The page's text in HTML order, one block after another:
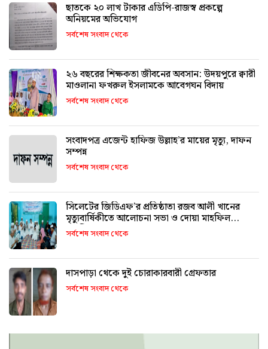
ছাতকে ২০ লাখ টাকার এডিপি-রাজস্ব প্রকল্পে
অনিয়মের অভিযোগ
সর্বশেষ সংবাদ থেকে
২৬ বছরের শিক্ষকতা জীবনের অবসান: উদয়পুরে ক্বারী
মাওলানা ফখরুল ইসলামকে আবেগঘন বিদায়
সর্বশেষ সংবাদ থেকে
সংবাদপত্র এজেন্ট হাফিজ উল্লাহ’র মায়ের মৃত্যু, দাফন
সম্পন্ন
সর্বশেষ সংবাদ থেকে
সিলেটের জিডিএফ’র প্রতিষ্ঠাতা রজব আলী খানের
মৃত্যুবার্ষিকীতে আলোচনা সভা ও দোয়া মাহফিল
অনুষ্ঠিত
সর্বশেষ সংবাদ থেকে
দাসপাড়া থেকে দুই চোরাকারবারী গ্রেফতার
সর্বশেষ সংবাদ থেকে